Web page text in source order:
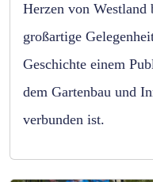
Herzen von Westland
großartige
Geschichte einem
dem Gartenbau und
verbunden ist.